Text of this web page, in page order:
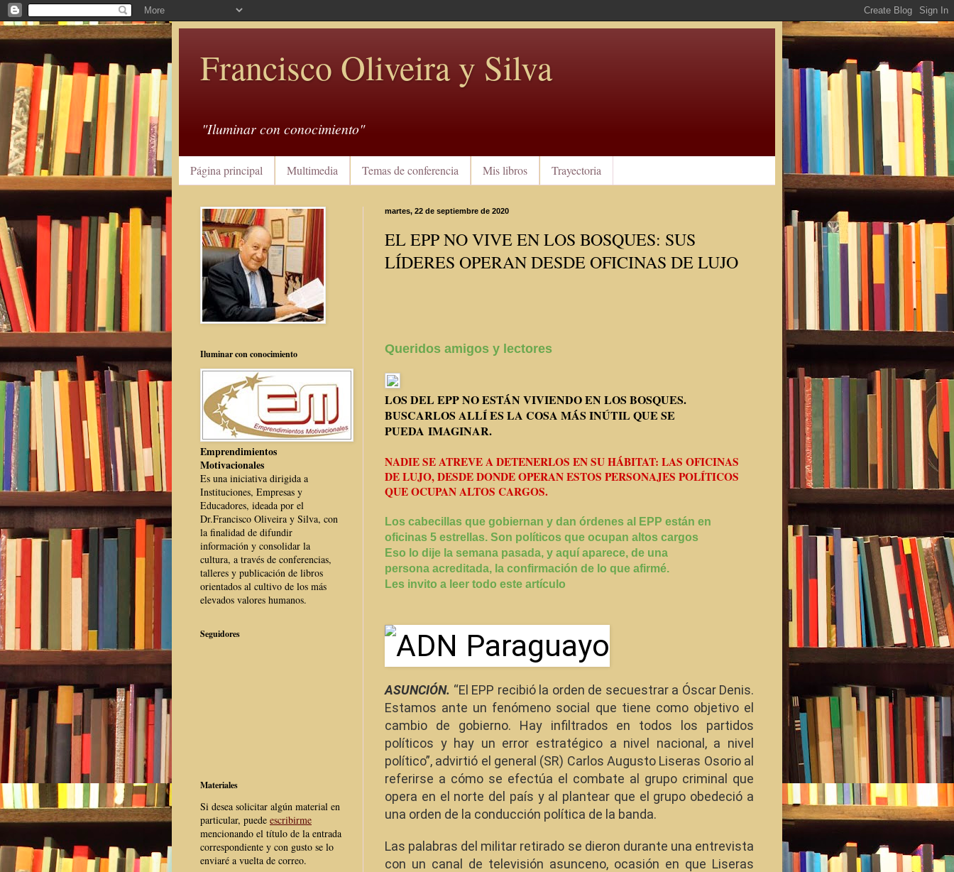
Francisco Oliveira y Silva
"Iluminar con conocimiento"
Página principal Multimedia Temas de conferencia Mis libros Trayectoria
martes, 22 de septiembre de 2020
EL EPP NO VIVE EN LOS BOSQUES: SUS
LÍDERES OPERAN DESDE OFICINAS DE LUJO
Queridos amigos y lectores
LOS DEL EPP NO ESTÁN VIVIENDO EN LOS BOSQUES.
BUSCARLOS ALLÍ ES LA COSA MÁS INÚTIL QUE SE
PUEDA IMAGINAR.
NADIE SE ATREVE A DETENERLOS EN SU HÁBITAT: LAS OFICINAS
DE LUJO, DESDE DONDE OPERAN ESTOS PERSONAJES POLÍTICOS
QUE OCUPAN ALTOS CARGOS.
Los cabecillas que gobiernan y dan órdenes al EPP están en
oficinas 5 estrellas. Son políticos que ocupan altos cargos
Eso lo dije la semana pasada, y aquí aparece, de una
persona acreditada, la confirmación de lo que afirmé.
Les invito a leer todo este artículo
ASUNCIÓN. “El EPP recibió la orden de secuestrar a Óscar Denis.
Estamos ante un fenómeno social que tiene como objetivo el
cambio de gobierno. Hay infiltrados en todos los partidos
políticos y hay un error estratégico a nivel nacional, a nivel
político”, advirtió el general (SR) Carlos Augusto Liseras Osorio al
referirse a cómo se efectúa el combate al grupo criminal que
opera en el norte del país y al plantear que el grupo obedeció a
una orden de la conducción política de la banda.
Las palabras del militar retirado se dieron durante una entrevista
con un canal de televisión asunceno, ocasión en que Liseras
Iluminar con conocimiento
Emprendimientos
Motivacionales
Es una iniciativa dirigida a
Instituciones, Empresas y
Educadores, ideada por el
Dr.Francisco Oliveira y Silva, con
la finalidad de difundir
información y consolidar la
cultura, a través de conferencias,
talleres y publicación de libros
orientados al cultivo de los más
elevados valores humanos.
Seguidores
Materiales
Si desea solicitar algún material en
particular, puede escribirme
mencionando el título de la entrada
correspondiente y con gusto se lo
enviaré a vuelta de correo.